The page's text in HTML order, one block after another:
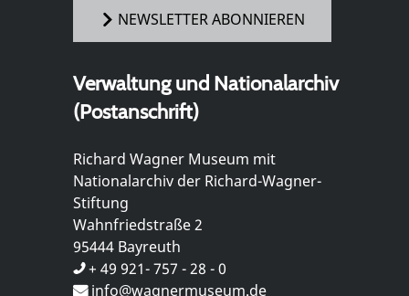
NEWSLETTER ABONNIEREN
Verwaltung und Nationalarchiv
(Postanschrift)
Richard Wagner Museum mit
Nationalarchiv der Richard-Wagner-
Stiftung
Wahnfriedstraße 2
95444 Bayreuth
+ 49 921- 757 - 28 - 0
info@wagnermuseum.de